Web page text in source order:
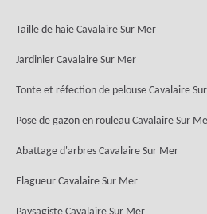
Taille de haie Cavalaire Sur Mer
Jardinier Cavalaire Sur Mer
Tonte et réfection de pelouse Cavalaire
Pose de gazon en rouleau Cavalaire Sur
Abattage d'arbres Cavalaire Sur Mer
Elagueur Cavalaire Sur Mer